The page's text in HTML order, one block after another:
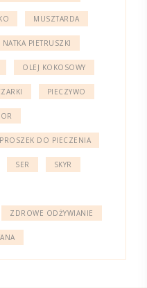
MUSZTARDA
NATKA PIETRUSZKI
OLEJ KOKOSOWY
PIECZYWO
PROSZEK DO PIECZENIA
SER SKYR
ZDROWE ODŻYWIANIE